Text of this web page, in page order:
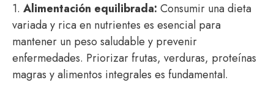
1. Alimentación equilibrada: Consumir una dieta
variada y rica en nutrientes es esencial para
mantener un peso saludable y prevenir
enfermedades. Priorizar frutas, verduras, proteínas
magras y alimentos integrales es fundamental.